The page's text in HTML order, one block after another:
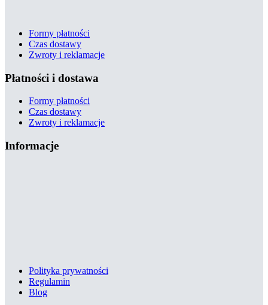
Formy płatności
Czas dostawy
Zwroty i reklamacje
Płatności i dostawa
Formy płatności
Czas dostawy
Zwroty i reklamacje
Informacje
Polityka prywatności
Regulamin
Blog